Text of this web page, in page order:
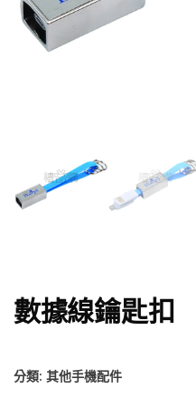
數據線鑰匙扣
分類: 其他手機配件